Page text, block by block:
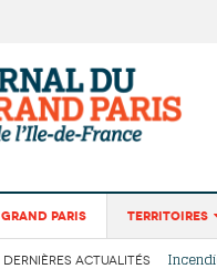
Grand Paris Territoires
DERNIÈRES ACTUALITÉS La